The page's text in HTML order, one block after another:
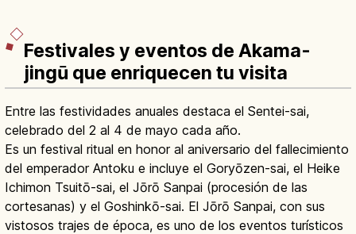
Festivales y eventos de Akama-
jingū que enriquecen tu visita
Entre las festividades anuales destaca el Sentei-sai,
celebrado del 2 al 4 de mayo cada año.
Es un festival ritual en honor al aniversario del fallecimiento
del emperador Antoku e incluye el Goryōzen-sai, el Heike
Ichimon Tsuitō-sai, el Jōrō Sanpai (procesión de las
cortesanas) y el Goshinkō-sai. El Jōrō Sanpai, con sus
vistosos trajes de época, es uno de los eventos turísticos